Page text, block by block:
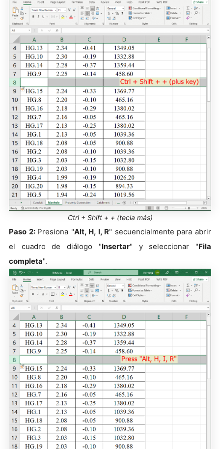
Ctrl + Shift + + (tecla más)
Paso 2: Presiona "Alt, H, I, R" secuencialmente para abrir
el cuadro de diálogo "Insertar" y seleccionar "Fila
completa".